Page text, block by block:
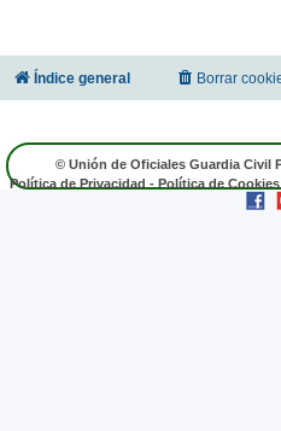
Índice general Borrar
© Unión de Oficiales Guardia Civil
Política de Privacidad - Política de Cookies